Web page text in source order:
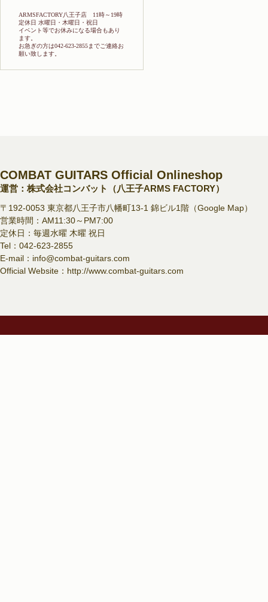
ARMSFACTORY八王子店 11時～19時
定休日 水曜日・木曜日・祝日
イベント等でお休みになる場合もあり
ます。
お急ぎの方は042-623-2855までご連絡お
願い致します。
COMBAT GUITARS Official Onlineshop
運営：株式会社コンバット（八王子ARMS FACTORY）
〒192-0053 東京都八王子市八幡町13-1 錦ビル1階（Google Map）
営業時間：AM11:30～PM7:00
定休日：毎週水曜 木曜 祝日
Tel： 042-623-2855
E-mail： info@combat-guitars.com
Official Website： http://www.combat-guitars.com